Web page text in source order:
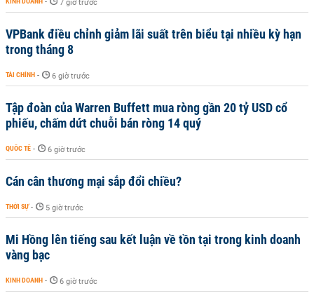
7 giờ trước
VPBank điều chỉnh giảm lãi suất trên biểu tại nhiều kỳ hạn
trong tháng 8
TÀI CHÍNH - 6 giờ trước
Tập đoàn của Warren Buffett mua ròng gần 20 tỷ USD cổ
phiếu, chấm dứt chuỗi bán ròng 14 quý
QUỐC TẾ - 6 giờ trước
Cán cân thương mại sắp đổi chiều?
THỜI SỰ - 5 giờ trước
Mi Hồng lên tiếng sau kết luận về tồn tại trong kinh doanh
vàng bạc
KINH DOANH - 6 giờ trước